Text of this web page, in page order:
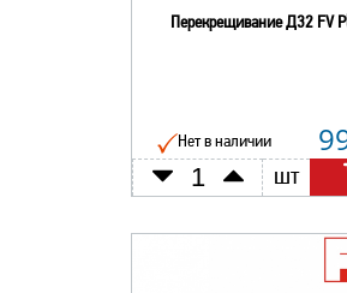
Перекрещивание Д32 FV
Нет в наличии
шт